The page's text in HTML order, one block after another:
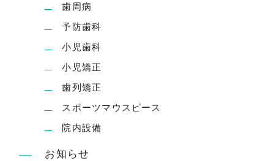
歯周病
予防歯科
小児歯科
小児矯正
歯列矯正
スポーツマウスピース
院内設備
お知らせ